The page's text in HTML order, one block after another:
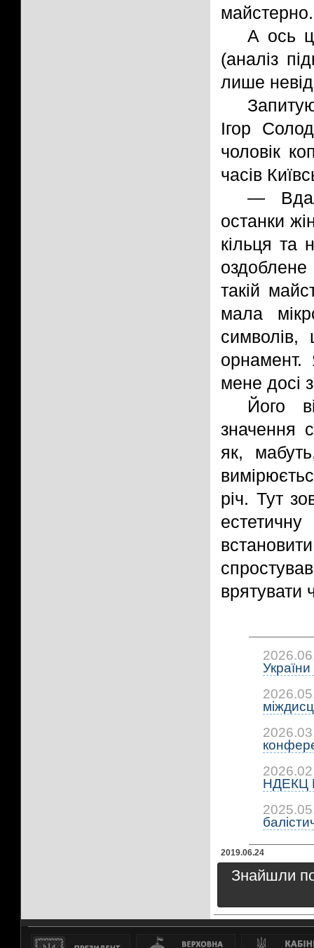
майстерно.
А ось
(аналіз
лише
Ігор
чоловік
часів
—
останки
кільця та
такій
мала
орнамент.
мене досі
Його
значення
як,
річ. Тут
врятувати
України
НДЕКЦ
2019.06.24
Знайшли